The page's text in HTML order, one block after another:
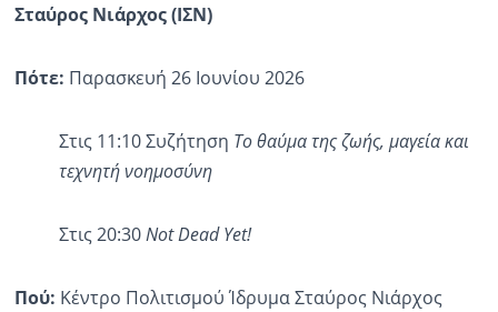
Σταύρος Νιάρχος (ΙΣΝ)
Πότε: Παρασκευή 26 Ιουνίου 2026
Στις 11:10 Συζήτηση Το θαύμα της ζωής, μαγεία και
τεχνητή νοημοσύνη
Στις 20:30Not Dead Yet!
Πού: Κέντρο Πολιτισμού Ίδρυμα Σταύρος Νιάρχος